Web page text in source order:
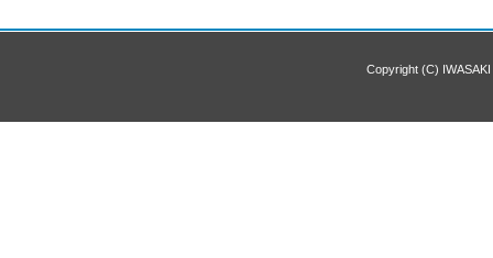
Copyright (C)